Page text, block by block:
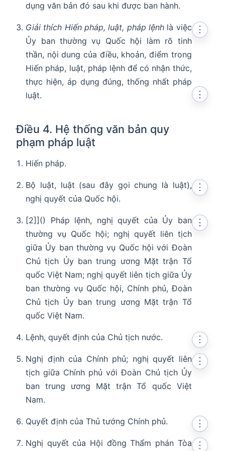
dụng văn bản đó sau khi được ban hành.
Giải thích Hiến pháp, luật, pháp lệnh là việc
Ủy ban thường vụ Quốc hội làm rõ tinh
thần, nội dung của điều, khoản, điểm trong
Hiến pháp, luật, pháp lệnh để có nhận thức,
thực hiện, áp dụng đúng, thống nhất pháp
luật.
⋮
Điều 4. Hệ thống văn bản quy
phạm pháp luật
⋮
Hiến pháp.
Bộ luật, luật (sau đây gọi chung là luật),
nghị quyết của Quốc hội.
⋮
[2]]() Pháp lệnh, nghị quyết của Ủy ban
thường vụ Quốc hội; nghị quyết liên tịch
giữa Ủy ban thường vụ Quốc hội với Đoàn
Chủ tịch Ủy ban trung ương Mặt trận Tổ
quốc Việt Nam; nghị quyết liên tịch giữa Ủy
ban thường vụ Quốc hội, Chính phủ, Đoàn
Chủ tịch Ủy ban trung ương Mặt trận Tổ
quốc Việt Nam.
⋮
Lệnh, quyết định của Chủ tịch nước.
⋮
Nghị định của Chính phủ; nghị quyết liên
tịch giữa Chính phủ với Đoàn Chủ tịch Ủy
ban trung ương Mặt trận Tổ quốc Việt
Nam.
⋮
Quyết định của Thủ tướng Chính phủ.
⋮
Nghị quyết của Hội đồng Thẩm phán Tòa
⋮